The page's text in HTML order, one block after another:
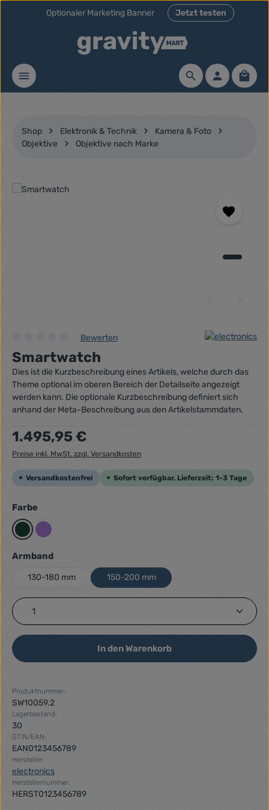
Zum Hauptinhalt springen
Optionaler Marketing Banner Jetzt testen
Shop Elektronik & Technik
Kamera & Foto
Objektive
Objektive nach Marke
Bildergalerie überspringen
Durchschnittliche Bewertung von 0 von 5 Sternen
Bewerten
Smartwatch
Dies ist die Kurzbeschreibung eines Artikels, welche durch das
Theme optional im oberen Bereich der Detailseite angezeigt
werden kann. Die optionale Kurzbeschreibung definiert sich
anhand der Meta-Beschreibung aus den Artikelstammdaten.
Regulärer Preis:
1.495,95 €
Preise inkl. MwSt. zzgl. Versandkosten
Versandkostenfrei Sofort verfügbar, Lieferzeit: 1-3 Tage
Farbeauswählen
Dunkelgrün
Lila
Armbandauswählen
130-180 mm 150-200 mm
Produkt Anzahl: Gib den gewünschten Wert ein
In den Warenkorb
Produktnummer:
SW10059.2
Lagerbestand:
30
GTIN/EAN:
EAN0123456789
Hersteller:
electronics
Herstellernummer:
HERST0123456789